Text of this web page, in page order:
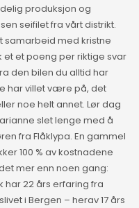
produksjon og
seifilet fra vårt distrikt.
samarbeid med kristne
et et poeng per riktige svar
den bilen du alltid har
har villet være på, det
noe helt annet. Lør dag
slet lenge med å
fra Flåklypa. En gammel
100 % av kostnadene
mer enn noen gang:
har 22 års erfaring fra
i Bergen – herav 17 års